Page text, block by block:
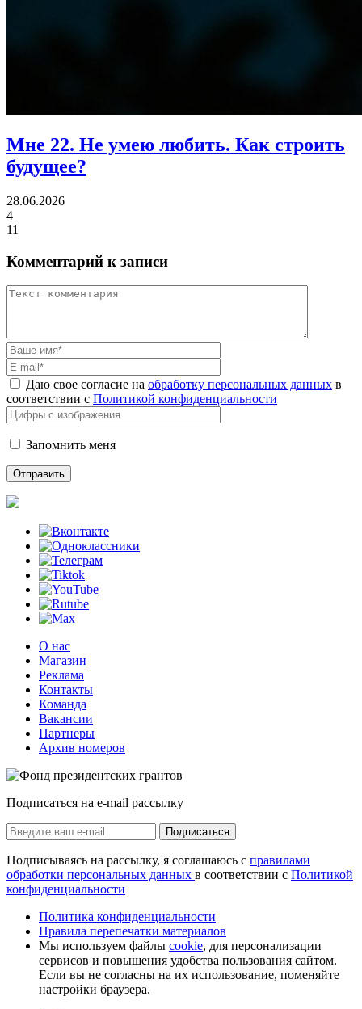
Мне 22. Не умею любить. Как строить
будущее?
28.06.2026
4
11
Комментарий к записи
Даю свое согласие на обработку персональных данных в
соответствии с Политикой конфиденциальности
Запомнить меня
О нас
Магазин
Реклама
Контакты
Команда
Вакансии
Партнеры
Архив номеров
Подписаться на e-mail рассылку
Подписаться
Подписываясь на рассылку, я соглашаюсь с правилами
обработки персональных данных в соответствии с Политикой
конфиденциальности
Политика конфиденциальности
Правила перепечатки материалов
Мы используем файлы cookie, для персонализации
сервисов и повышения удобства пользования сайтом.
Если вы не согласны на их использование, поменяйте
настройки браузера.